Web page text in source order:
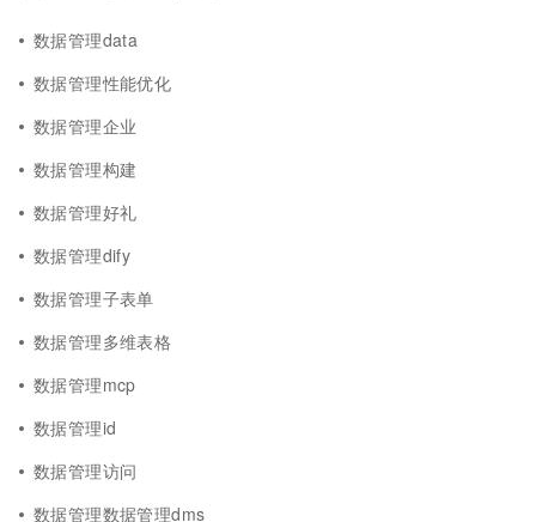
数据管理data
数据管理性能优化
数据管理企业
数据管理构建
数据管理好礼
数据管理dify
数据管理子表单
数据管理多维表格
数据管理mcp
数据管理id
数据管理访问
数据管理数据管理dms